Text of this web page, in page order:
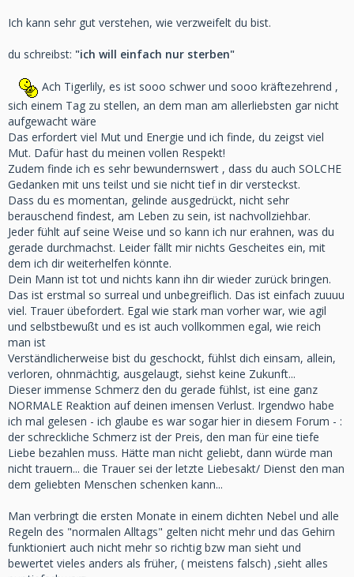
Ich kann sehr gut verstehen, wie verzweifelt du bist.
du schreibst: "ich will einfach nur sterben"
Ach Tigerlily, es ist sooo schwer und sooo kräftezehrend ,
sich einem Tag zu stellen, an dem man am allerliebsten gar nicht
aufgewacht wäre
Das erfordert viel Mut und Energie und ich finde, du zeigst viel
Mut. Dafür hast du meinen vollen Respekt!
Zudem finde ich es sehr bewundernswert , dass du auch SOLCHE
Gedanken mit uns teilst und sie nicht tief in dir versteckst.
Dass du es momentan, gelinde ausgedrückt, nicht sehr
berauschend findest, am Leben zu sein, ist nachvollziehbar.
Jeder fühlt auf seine Weise und so kann ich nur erahnen, was du
gerade durchmachst. Leider fällt mir nichts Gescheites ein, mit
dem ich dir weiterhelfen könnte.
Dein Mann ist tot und nichts kann ihn dir wieder zurück bringen.
Das ist erstmal so surreal und unbegreiflich. Das ist einfach zuuuu
viel. Trauer übefordert. Egal wie stark man vorher war, wie agil
und selbstbewußt und es ist auch vollkommen egal, wie reich
man ist
Verständlicherweise bist du geschockt, fühlst dich einsam, allein,
verloren, ohnmächtig, ausgelaugt, siehst keine Zukunft...
Dieser immense Schmerz den du gerade fühlst, ist eine ganz
NORMALE Reaktion auf deinen imensen Verlust. Irgendwo habe
ich mal gelesen - ich glaube es war sogar hier in diesem Forum - :
der schreckliche Schmerz ist der Preis, den man für eine tiefe
Liebe bezahlen muss. Hätte man nicht geliebt, dann würde man
nicht trauern... die Trauer sei der letzte Liebesakt/ Dienst den man
dem geliebten Menschen schenken kann...
Man verbringt die ersten Monate in einem dichten Nebel und alle
Regeln des "normalen Alltags" gelten nicht mehr und das Gehirn
funktioniert auch nicht mehr so richtig bzw man sieht und
bewertet vieles anders als früher, ( meistens falsch) ,sieht alles